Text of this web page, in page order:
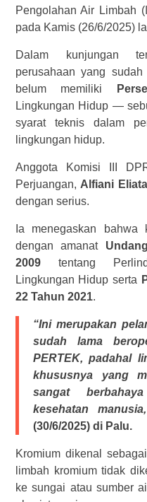
Pengolahan Air Limbah
pada Kamis (26/6/2025)
Dalam kunjungan
perusahaan yang
belum memiliki
Lingkungan Hidup —
syarat teknis dalam
lingkungan hidup.
Anggota Komisi III
Perjuangan, Alfiani
dengan serius.
Ia menegaskan bahwa
dengan amanat
2009tentang
Lingkungan Hidup serta
22 Tahun 2021.
“Ini merupakan
sudah lama
PERTEK, padahal
khususnya yang
sangat
kesehatan
(30/6/2025) di Palu.
Kromium dikenal
limbah kromium tidak
ke sungai atau sumber